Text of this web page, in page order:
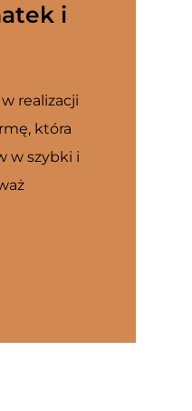
i
realizacji
która
w szybki i